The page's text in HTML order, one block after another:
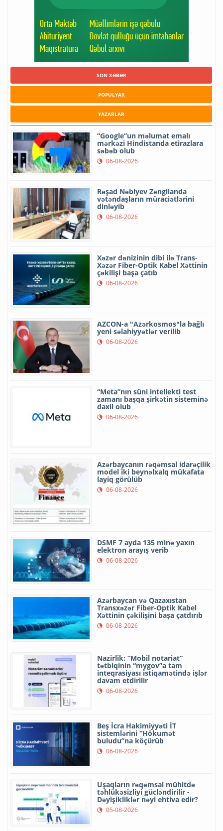
SON XƏBƏR
POPULYAR
YAZARLAR
“Google”un məlumat emalı
mərkəzi Hindistanda etirazlara
səbəb olub
06-08-2026
Rəşad Nəbiyev Zəngilanda
vətəndaşların müraciətlərini
dinləyib
06-08-2026
Xəzər dənizinin dibi ilə Trans-
Xəzər Fiber-Optik Kabel Xəttinin
çəkilişi başa çatıb
06-08-2026
AZCON-a "Azərkosmos"la bağlı
yeni səlahiyyətlər verilib
06-08-2026
“Meta”nın süni intellekti test
zamanı başqa şirkətin sisteminə
daxil olub
06-08-2026
Azərbaycanın rəqəmsal idarəçilik
model iki beynəlxalq mükafata
layiq görülüb
06-08-2026
DSMF 7 ayda 135 minə yaxın
elektron arayış verib
06-08-2026
Azərbaycan və Qazaxıstan
Transxəzər Fiber-Optik Kabel
Xəttinin çəkilişini başa çatdırıb
06-08-2026
Nazirlik: “Mobil notariat”
tətbiqinin “mygov”a tam
inteqrasiyası istiqamətində işlər
davam etdirilir
06-08-2026
Beş İcra Hakimiyyəti İT
sistemlərini “Hökumət
buludu”na köçürüb
06-08-2026
Uşaqların rəqəmsal mühitdə
təhlükəsizliyi gücləndirilir -
Dəyişikliklər nəyi ehtiva edir?
05-08-2026